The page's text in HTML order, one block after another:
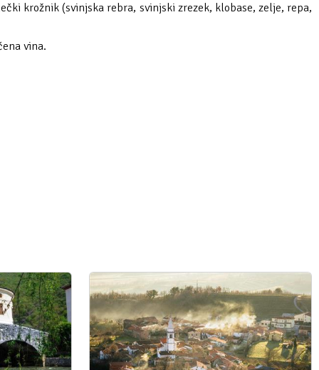
krožnik (svinjska rebra, svinjski zrezek, klobase, zelje, repa,
vina.